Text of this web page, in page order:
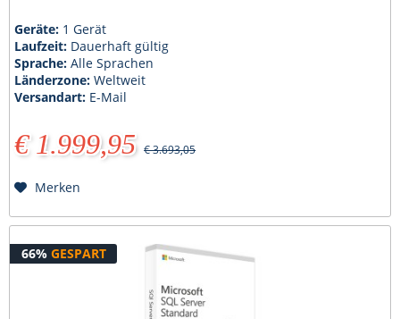
Geräte: 1 Gerät
Laufzeit: Dauerhaft gültig
Sprache:Alle Sprachen
Länderzone:Weltweit
Versandart: E-Mail
€ 1.999,95 € 3.693,05
Merken
66% GESPART